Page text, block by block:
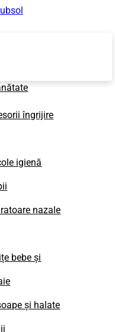
îngrijire
igienă
nazale
bebe și
și halate